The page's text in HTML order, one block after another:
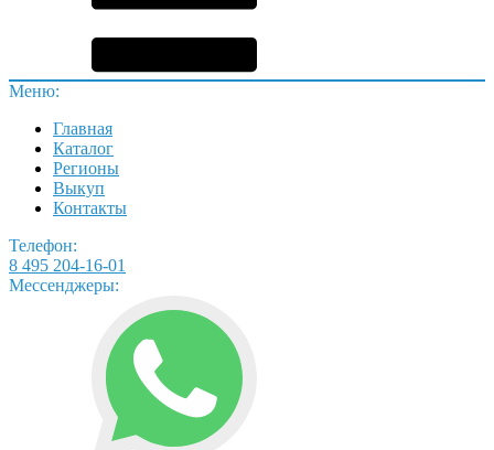
Меню:
Главная
Каталог
Регионы
Выкуп
Контакты
Телефон:
8 495 204-16-01
Мессенджеры: